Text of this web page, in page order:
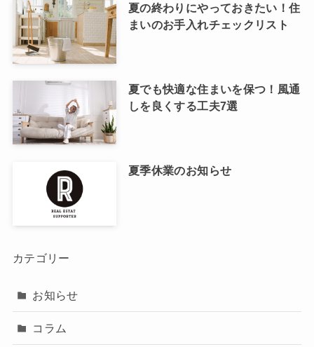
夏の終わりにやっておきたい！住
まいのお手入れチェックリスト
夏でも快適な住まいを保つ！風通
しを良くする工夫7選
夏季休業のお知らせ
カテゴリー
お知らせ
コラム